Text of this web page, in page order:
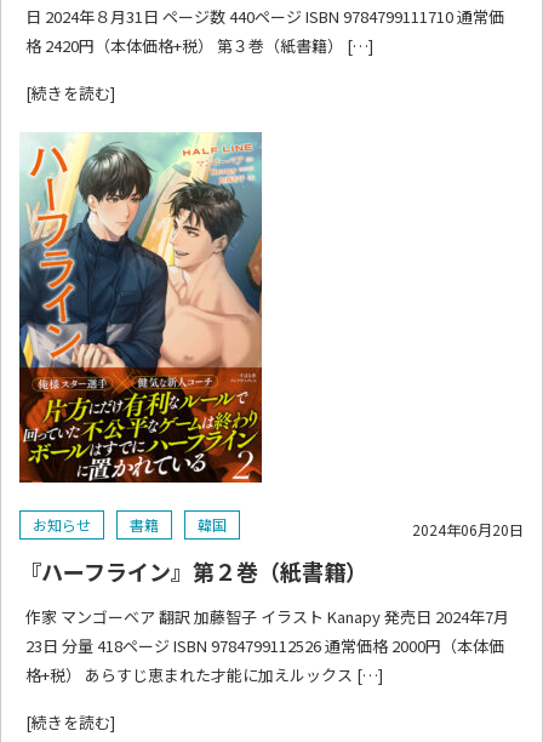
日 2024年８月31日 ページ数 440ページ ISBN 9784799111710 通常価
格 2420円（本体価格+税） 第３巻（紙書籍） […]
[続きを読む]
お知らせ 書籍 韓国 2024年06月20日
『ハーフライン』第２巻（紙書籍）
作家 マンゴーベア 翻訳 加藤智子 イラスト Kanapy 発売日 2024年7月
23日 分量 418ページ ISBN 9784799112526 通常価格 2000円（本体価
格+税） あらすじ恵まれた才能に加えルックス […]
[続きを読む]